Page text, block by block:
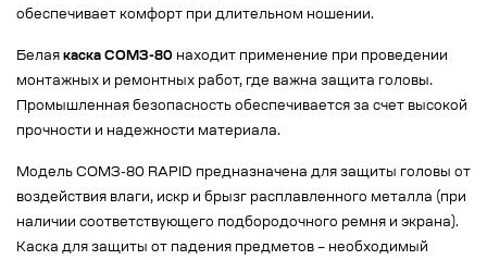
обеспечивает комфорт при длительном ношении.
Белая каска СОМЗ-80 находит применение при проведении
монтажных и ремонтных работ, где важна защита головы.
Промышленная безопасность обеспечивается за счет высокой
прочности и надежности материала.
Модель СОМЗ-80 RAPID предназначена для защиты головы от
воздействия влаги, искр и брызг расплавленного металла (при
наличии соответствующего подбородочного ремня и экрана).
Каска для защиты от падения предметов – необходимый